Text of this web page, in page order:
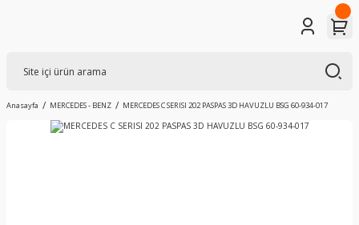
Anasayfa MERCEDES - BENZ MERCEDES C SERISI 202 PASPAS 3D HAVUZLU BSG 60-934-017